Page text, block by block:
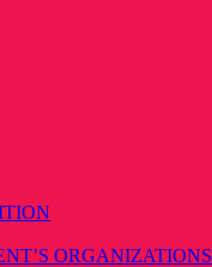
ORGANIZATIONS